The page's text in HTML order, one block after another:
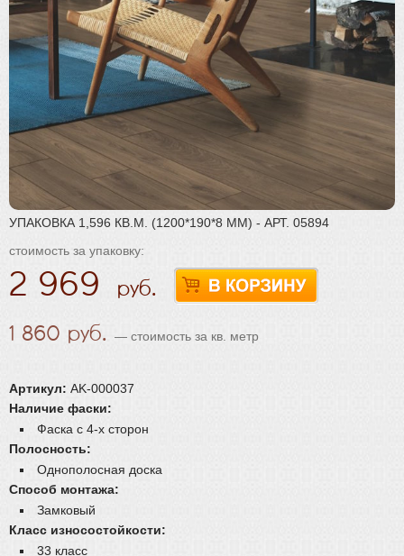
УПАКОВКА 1,596 КВ.М. (1200*190*8 ММ) - АРТ. 05894
стоимость за упаковку:
2 969
1 860 — стоимость за кв. метр
Артикул: AK-000037
Наличие фаски:
Фаска с 4-х сторон
Полосность:
Однополосная доска
Способ монтажа:
Замковый
Класс износостойкости:
33 класс